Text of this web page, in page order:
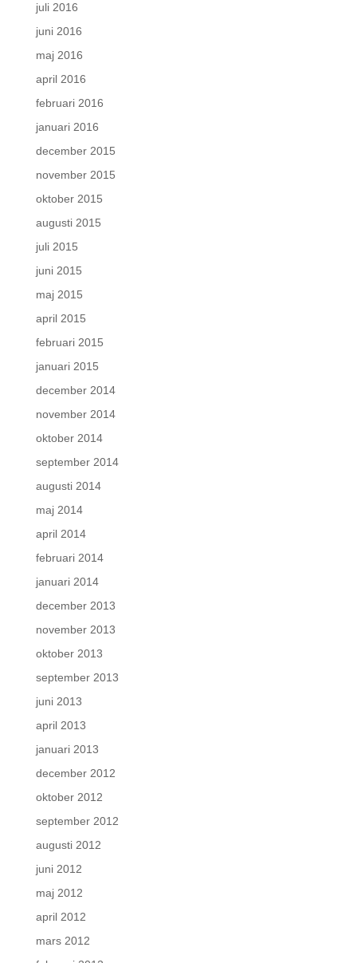
juli 2016
juni 2016
maj 2016
april 2016
februari 2016
januari 2016
december 2015
november 2015
oktober 2015
augusti 2015
juli 2015
juni 2015
maj 2015
april 2015
februari 2015
januari 2015
december 2014
november 2014
oktober 2014
september 2014
augusti 2014
maj 2014
april 2014
februari 2014
januari 2014
december 2013
november 2013
oktober 2013
september 2013
juni 2013
april 2013
januari 2013
december 2012
oktober 2012
september 2012
augusti 2012
juni 2012
maj 2012
april 2012
mars 2012